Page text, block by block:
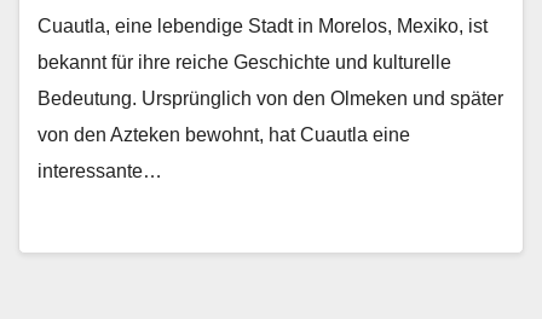
Cuautla, eine lebendige Stadt in Morelos, Mexiko, ist
bekannt für ihre reiche Geschichte und kulturelle
Bedeutung. Ursprünglich von den Olmeken und später
von den Azteken bewohnt, hat Cuautla eine
interessante…